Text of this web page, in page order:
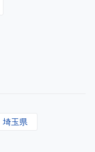
埼玉県